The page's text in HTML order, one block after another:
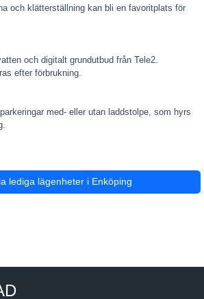
och klätterställning kan bli en favoritplats för
och digitalt grundutbud från Tele2.
efter förbrukning.
med- eller utan laddstolpe, som hyrs
lediga lägenheter i Enköping